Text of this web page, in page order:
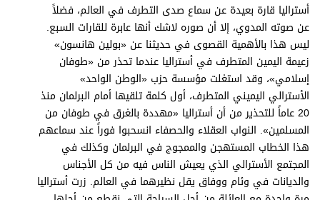
عدد اليوم
مواقيت الصلاة
الأحوال الجوية
أستراليا قارة بعيدة عن سماع صدى التطرف في العالم، فضلاً
عن صوته المدوي، إلا أن صوره لاشك أنها عابرة للقارات السبع.
ليس هذا بالأهمية القصوى في حديثنا عن «بولين هانسون»
زعيمة اليمين المتطرف في أستراليا عندما تحذر من «طوفان
إسلامي»، وقد استغلت مؤسسة حزب «الوطن الواحد»
الأسترالي اليميني المتطرف، أول كلمة تلقيها أمام البرلمان منذ
20 عاماً للتحذير من أن أستراليا «مهددة بالغرق في طوفان من
المسلمين». النواب العقلاء والحصفاء انسحبوا فوراً عند سماعهم
هذا الخطاب المستهجن والممجوج في البرلمان وكذلك في
المجتمع الأسترالي الذي يعيش الناس فيه من كل الأجناس
والديانات في وئام ووفاق يقل نظيرهما في العالم. زرت أستراليا